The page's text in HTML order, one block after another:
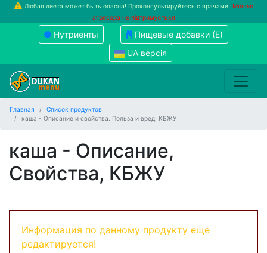
Любая диета может быть опасна! Проконсультируйтесь с врачами! Мовою
агресора не підтримується
Нутриенты
Пищевые добавки (Е)
UA версія
Главная
Список продуктов
каша - Описание и свойства. Польза и вред. КБЖУ
каша - Описание,
Свойства, КБЖУ
Информация по данному продукту еще
редактируется!